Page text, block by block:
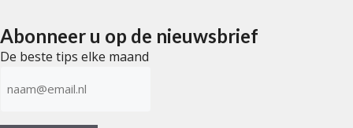
Abonneer u op de nieuwsbrief
De beste tips elke maand
mailadres(Vereist)